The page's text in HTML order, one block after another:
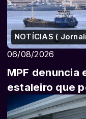
NOTÍCIAS (
06/08/2026
MPF denuncia
estaleiro que